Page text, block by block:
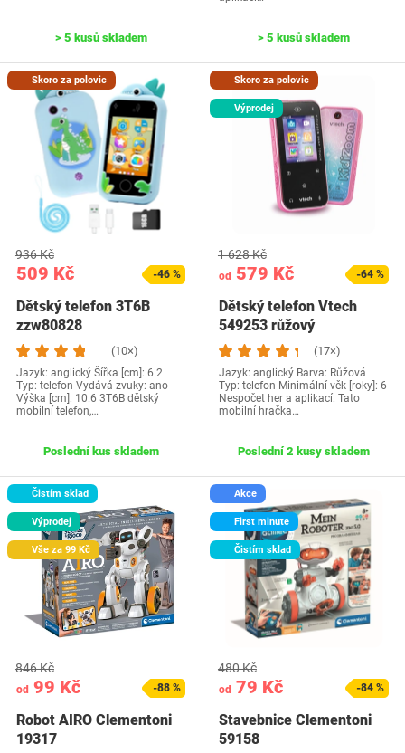
> 5 kusů skladem > 5 kusů skladem
Skoro za polovic
509 Kč
936 Kč
-46 %
Dětský telefon 3T6B
zzw80828
(10×)
Jazyk: anglický Šířka [cm]: 6.2
Typ: telefon Vydává zvuky: ano
Výška [cm]: 10.6 3T6B dětský
mobilní telefon,…
Poslední kus skladem
Skoro za polovic
Výprodej
od 579 Kč
1 628 Kč
-64 %
Dětský telefon Vtech
549253 růžový
(17×)
Jazyk: anglický Barva: Růžová
Typ: telefon Minimální věk [roky]: 6
Nespočet her a aplikací: Tato
mobilní hračka…
Poslední 2 kusy skladem
Čistím sklad
Výprodej
Vše za 99 Kč
od 99 Kč
846 Kč
-88 %
Robot AIRO Clementoni
19317
Akce
First minute
Čistím sklad
od 79 Kč
480 Kč
-84 %
Stavebnice Clementoni
59158